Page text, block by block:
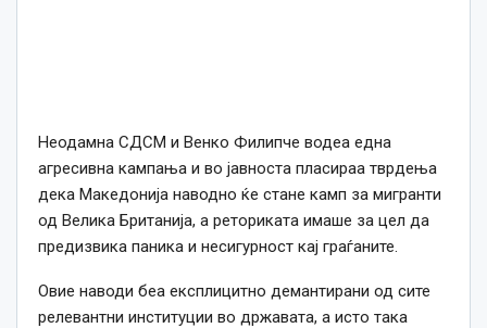
Неодамна СДСМ и Венко Филипче водеа една
агресивна кампања и во јавноста пласираа тврдења
дека Македонија наводно ќе стане камп за мигранти
од Велика Британија, а реториката имаше за цел да
предизвика паника и несигурност кај граѓаните.
Овие наводи беа експлицитно демантирани од сите
релевантни институции во државата, а исто така